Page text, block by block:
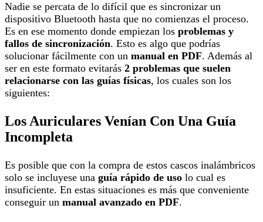
Nadie se percata de lo difícil que es sincronizar un
dispositivo Bluetooth hasta que no comienzas el proceso.
Es en ese momento donde empiezan los problemas y
fallos de sincronización. Esto es algo que podrías
solucionar fácilmente con un manual en PDF. Además al
ser en este formato evitarás 2 problemas que suelen
relacionarse con las guías físicas, los cuales son los
siguientes:
Los Auriculares Venían Con Una Guía
Incompleta
Es posible que con la compra de estos cascos inalámbricos
solo se incluyese una guía rápido de uso lo cual es
insuficiente. En estas situaciones es más que conveniente
conseguir un manual avanzado en PDF.